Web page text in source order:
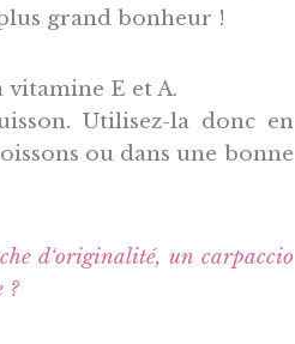
grand bonheur !
E et A.
Utilisez-la donc en
ou dans une bonne
d‘originalité, un carpaccio
?